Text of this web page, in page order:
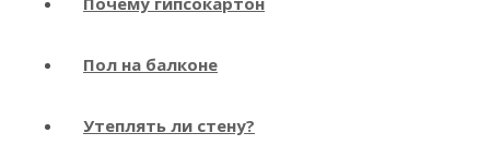
Пол на балконе
Утеплять ли стену?